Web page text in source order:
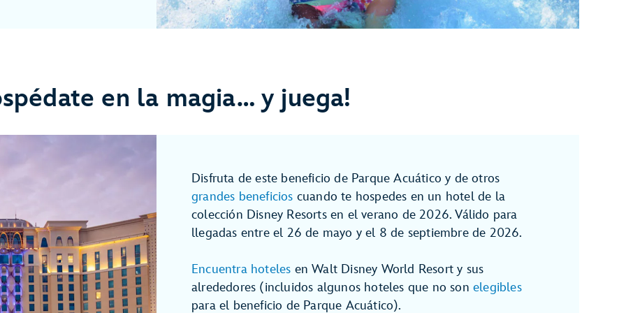
en la magia… y juega!
Disfruta de este beneficio de Parque Acuático y de otros
grandes beneficios cuando te hospedes en un hotel de la
colección Disney Resorts en el verano de 2026. Válido para
llegadas entre el 26 de mayo y el 8 de septiembre de 2026.
Encuentra hoteles en Walt Disney World Resort y sus
alrededores (incluidos algunos hoteles que no sonelegibles
para el beneficio de Parque Acuático).